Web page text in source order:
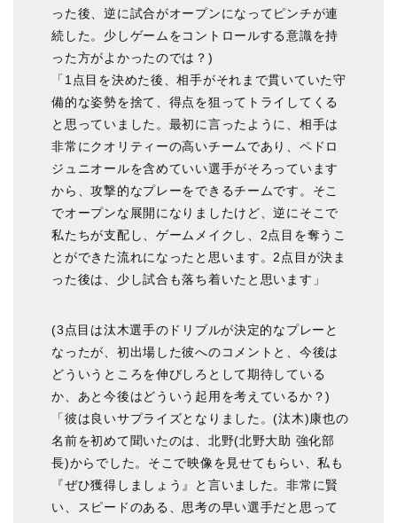
った後、逆に試合がオープンになってピンチが連
続した。少しゲームをコントロールする意識を持
った方がよかったのでは？)
「1点目を決めた後、相手がそれまで貫いていた守
備的な姿勢を捨て、得点を狙ってトライしてくる
と思っていました。最初に言ったように、相手は
非常にクオリティーの高いチームであり、ペドロ
ジュニオールを含めていい選手がそろっています
から、攻撃的なプレーをできるチームです。そこ
でオープンな展開になりましたけど、逆にそこで
私たちが支配し、ゲームメイクし、2点目を奪うこ
とができた流れになったと思います。2点目が決ま
った後は、少し試合も落ち着いたと思います」
(3点目は汰木選手のドリブルが決定的なプレーと
なったが、初出場した彼へのコメントと、今後は
どういうところを伸びしろとして期待している
か、あと今後はどういう起用を考えているか？)
「彼は良いサプライズとなりました。(汰木)康也の
名前を初めて聞いたのは、北野(北野大助 強化部
長)からでした。そこで映像を見せてもらい、私も
『ぜひ獲得しましょう』と言いました。非常に賢
い、スピードのある、思考の早い選手だと思って